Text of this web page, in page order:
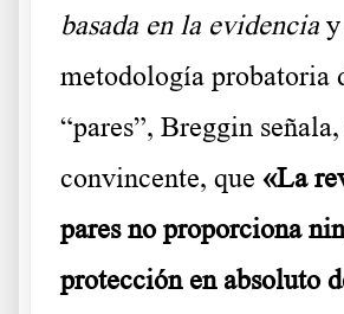
basada en la evidencia
metodología probatoria
“pares”, Breggin
convincente, que «La
pares no proporciona
protección en absoluto